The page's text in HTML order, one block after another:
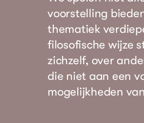
voorstelling
thematiek
filosofische wijze
zichzelf, over
die niet aan een
mogelijkheden